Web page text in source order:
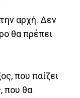
αρχή. Δεν
θα πρέπει
που παίζει
που θα